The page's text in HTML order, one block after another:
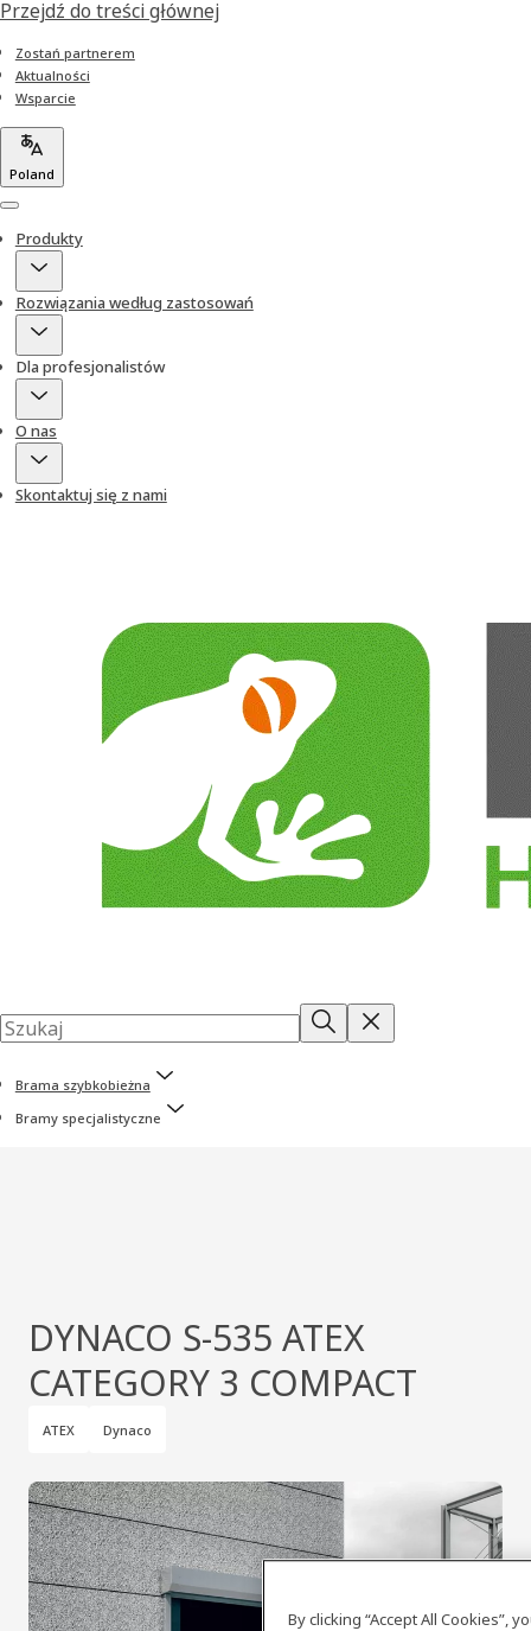
Przejdź do treści głównej
Zostań partnerem
Aktualności
Wsparcie
Poland
Menu
Produkty
Rozwiązania według zastosowań
Dla profesjonalistów
O nas
Skontaktuj się z nami
Brama szybkobieżna
Bramy specjalistyczne
DYNACO S-535 ATEX
CATEGORY 3 COMPACT
ATEX Dynaco
By clicking “Accept All Cookies”,